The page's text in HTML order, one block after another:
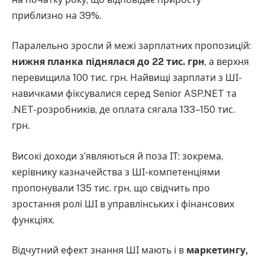
приблизно на 39%.
Паралельно зросли й межі зарплатних пропозицій:
нижня планка піднялася до 22 тис. грн, а верхня
перевищила 100 тис. грн. Найвищі зарплати з ШІ-
навичками фіксувалися серед Senior ASP.NET та
.NET-розробників, де оплата сягала 133–150 тис.
грн.
Високі доходи з’являються й поза ІТ: зокрема,
керівнику казначейства з ШІ-компетенціями
пропонували 135 тис. грн, що свідчить про
зростання ролі ШІ в управлінських і фінансових
функціях.
Відчутний ефект знання ШІ мають і в маркетингу,